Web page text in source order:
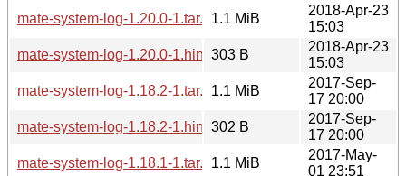
mate-system-log-1.20.0-1.tar.xz1.1 MiB
2018-Apr-23
15:03
mate-system-log-1.20.0-1.hint 303 B
2018-Apr-23
15:03
mate-system-log-1.18.2-1.tar.xz1.1 MiB
2017-Sep-
17 20:00
mate-system-log-1.18.2-1.hint 302 B
2017-Sep-
17 20:00
mate-system-log-1.18.1-1.tar.xz1.1 MiB
2017-May-
01 23:51